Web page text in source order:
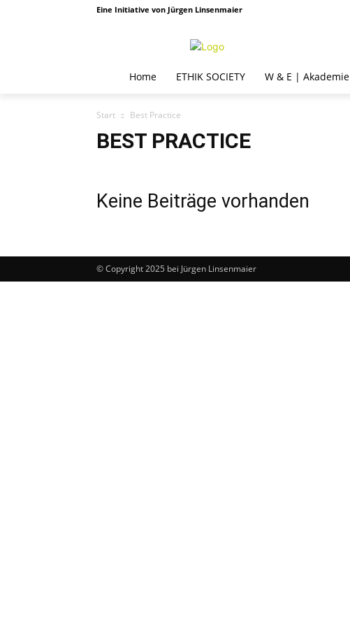
Eine Initiative von Jürgen Linsenmaier
Home ETHIK SOCIETY W & E | Akademie
Start Best Practice
BEST PRACTICE
Keine Beiträge vorhanden
© Copyright 2025 bei Jürgen Linsenmaier